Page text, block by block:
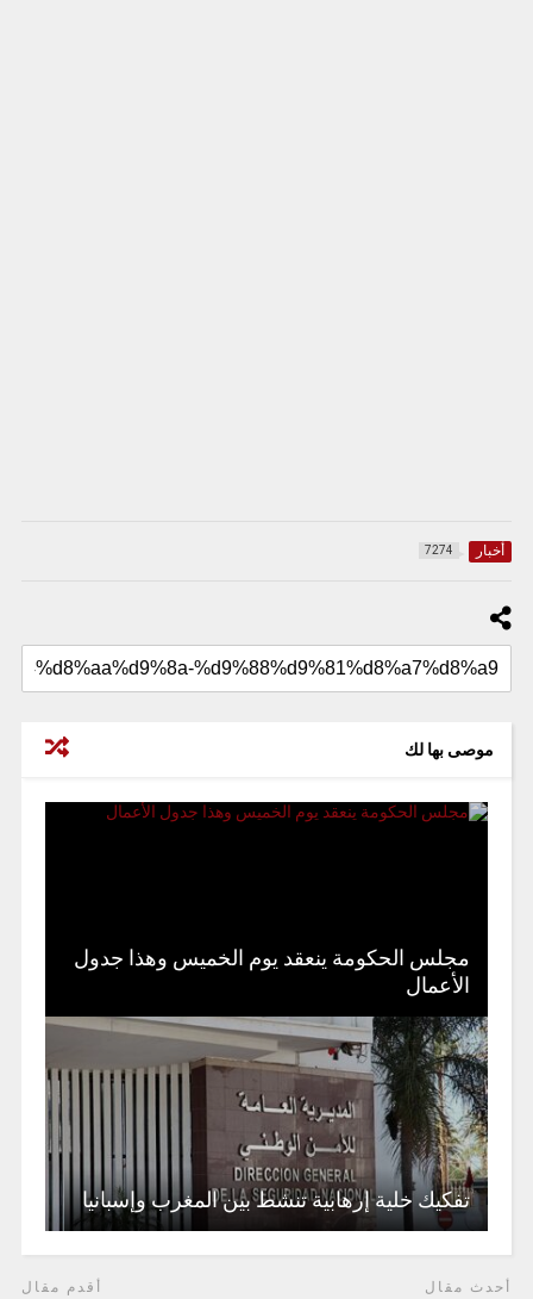
أخبار 7274
موصى بها لك
مجلس الحكومة ينعقد يوم الخميس وهذا جدول
الأعمال
تفكيك خلية إرهابية تنشط بين المغرب وإسبانيا
أحدث مقال أقدم مقال